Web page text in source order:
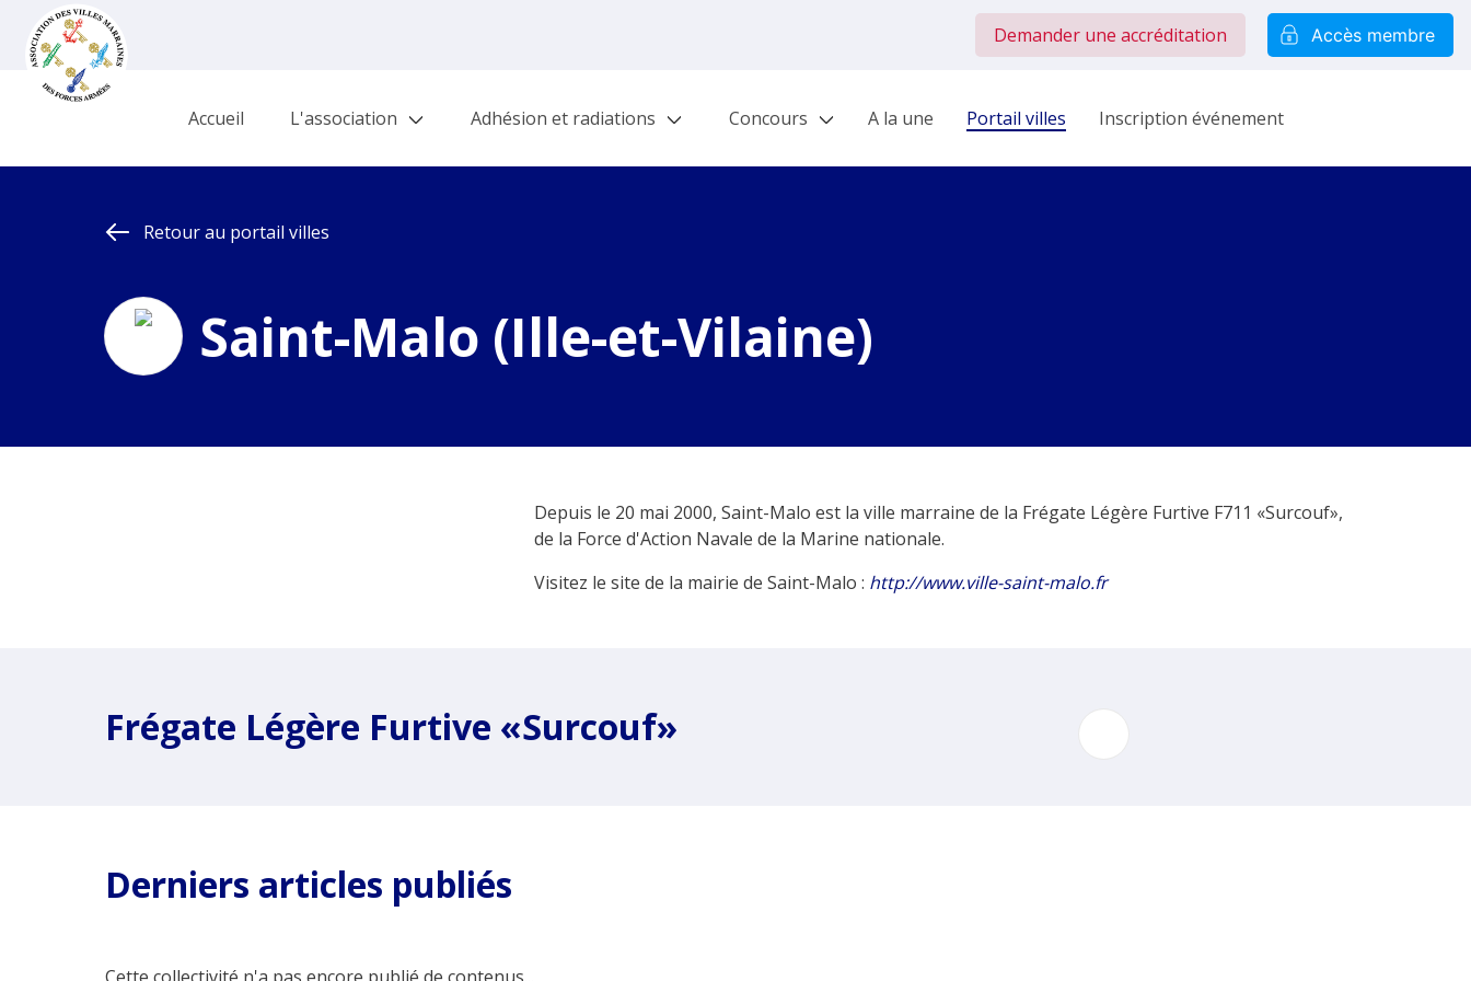
Demander une accréditation Accès membre
Accueil L'association Adhésion et radiations Concours A la une Portail villes Inscription événement
Retour au portail villes
Saint-Malo (Ille-et-Vilaine)
Depuis le 20 mai 2000, Saint-Malo est la ville marraine de la Frégate Légère Furtive F711 «Surcouf»,
de la Force d'Action Navale de la Marine nationale.
Visitez le site de la mairie de Saint-Malo : http://www.ville-saint-malo.fr
Frégate Légère Furtive «Surcouf»
Derniers articles publiés